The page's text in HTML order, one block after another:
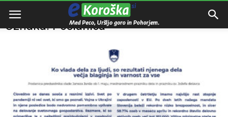
Domov Poslanica
Oznaka: Poslanica